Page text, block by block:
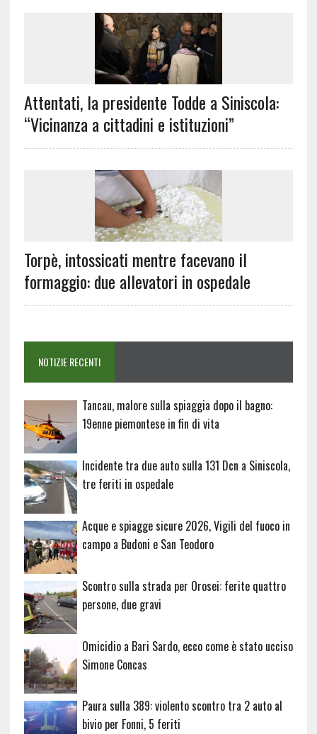
Attentati, la presidente Todde a Siniscola:
“Vicinanza a cittadini e istituzioni”
Torpè, intossicati mentre facevano il
formaggio: due allevatori in ospedale
NOTIZIE RECENTI
Tancau, malore sulla spiaggia dopo il bagno:
19enne piemontese in fin di vita
Incidente tra due auto sulla 131 Dcn a Siniscola,
tre feriti in ospedale
Acque e spiagge sicure 2026, Vigili del fuoco in
campo a Budoni e San Teodoro
Scontro sulla strada per Orosei: ferite quattro
persone, due gravi
Omicidio a Bari Sardo, ecco come è stato ucciso
Simone Concas
Paura sulla 389: violento scontro tra 2 auto al
bivio per Fonni, 5 feriti